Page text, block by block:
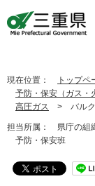
現在位置： トップペ
予防・保安（ガス・
高圧ガス > バルク
担当所属： 県庁の
予防・保安班